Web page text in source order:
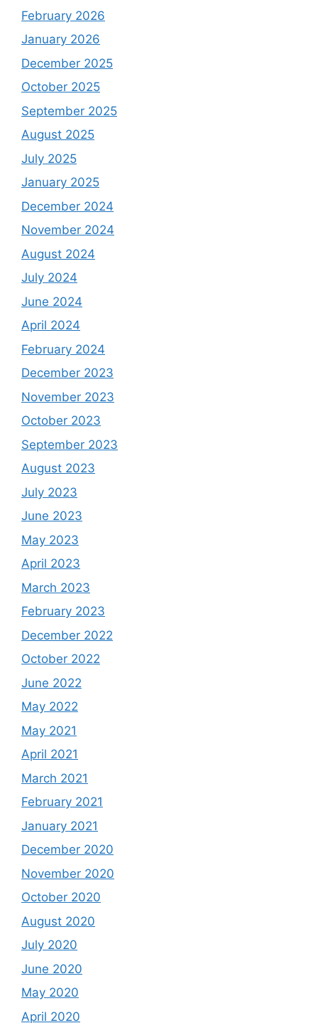
February 2026
January 2026
December 2025
October 2025
September 2025
August 2025
July 2025
January 2025
December 2024
November 2024
August 2024
July 2024
June 2024
April 2024
February 2024
December 2023
November 2023
October 2023
September 2023
August 2023
July 2023
June 2023
May 2023
April 2023
March 2023
February 2023
December 2022
October 2022
June 2022
May 2022
May 2021
April 2021
March 2021
February 2021
January 2021
December 2020
November 2020
October 2020
August 2020
July 2020
June 2020
May 2020
April 2020